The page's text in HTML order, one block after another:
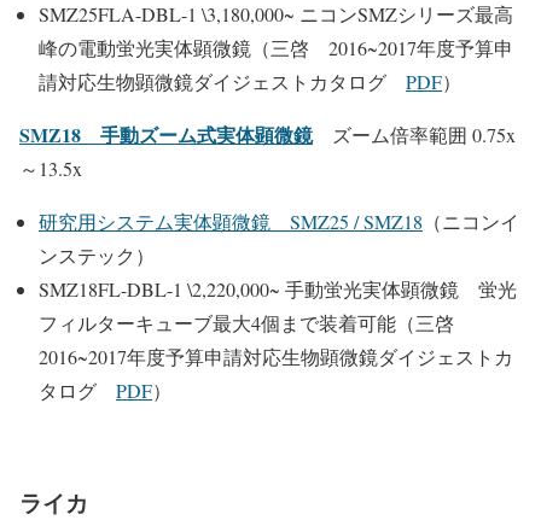
SMZ25FLA-DBL-1 \3,180,000~ ニコンSMZシリーズ最高
峰の電動蛍光実体顕微鏡（三啓 2016~2017年度予算申
請対応生物顕微鏡ダイジェストカタログ PDF）
SMZ18 手動ズーム式実体顕微鏡ズーム倍率範囲 0.75x
～13.5x
研究用システム実体顕微鏡 SMZ25 / SMZ18 （ニコンイ
ンステック）
SMZ18FL-DBL-1 \2,220,000~ 手動蛍光実体顕微鏡 蛍光
フィルターキューブ最大4個まで装着可能（三啓
2016~2017年度予算申請対応生物顕微鏡ダイジェストカ
タログ PDF）
ライカ